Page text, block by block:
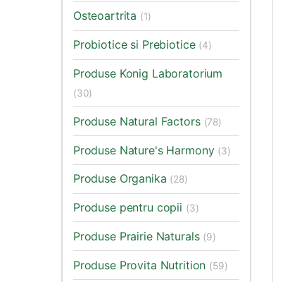
Osteoartrita (1)
Probiotice si Prebiotice (4)
Produse Konig Laboratorium
(30)
Produse Natural Factors (78)
Produse Nature's Harmony (3)
Produse Organika (28)
Produse pentru copii (3)
Produse Prairie Naturals (9)
Produse Provita Nutrition (59)